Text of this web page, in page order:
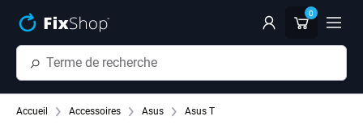
0
Accueil Accessoires Asus Asus T